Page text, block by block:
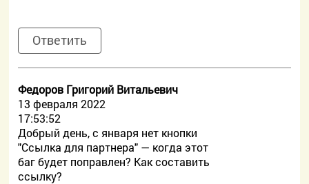
Ответить
Федоров Григорий Витальевич
13 февраля 2022
17:53:52
Добрый день, с января нет кнопки
"Ссылка для партнера" — когда этот
баг будет поправлен? Как составить
ссылку?